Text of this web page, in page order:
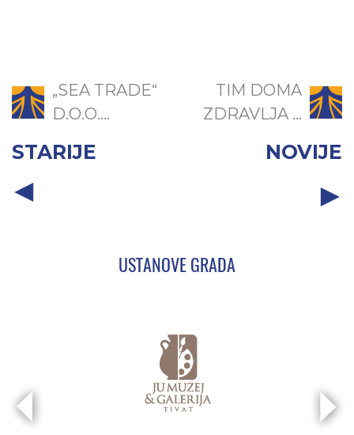
„SEA TRADE“
D.O.O....
STARIJE
TIM DOMA
ZDRAVLJA ...
NOVIJE
USTANOVE GRADA